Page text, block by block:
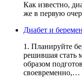
Как известно,
же в первую
Диабет и
1. Планируйте
решившая стать
образом
своевременно,…